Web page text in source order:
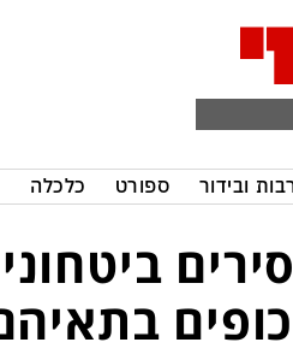
ובידור ספורט כלכלה